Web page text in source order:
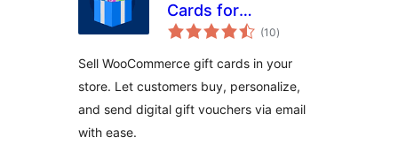
Cards for
WooCommerce
(10totale
vurderinger
)
Sell WooCommerce gift cards in your
store. Let customers buy, personalize,
and send digital gift vouchers via email
with ease.